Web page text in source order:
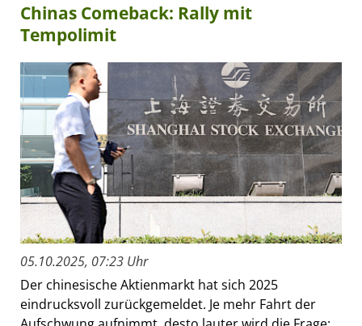
Chinas Comeback: Rally mit
Tempolimit
05.10.2025, 07:23 Uhr
Der chinesische Aktienmarkt hat sich 2025
eindrucksvoll zurückgemeldet. Je mehr Fahrt der